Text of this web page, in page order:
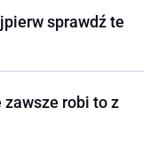
sprawdź te
zawsze robi to z